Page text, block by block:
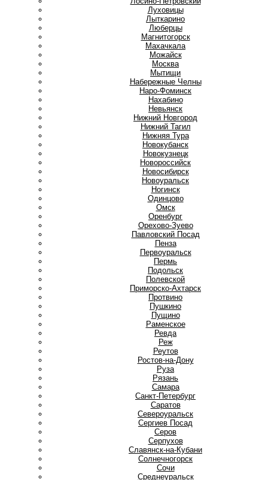
Луховицы
Лыткарино
Люберцы
Магнитогорск
Махачкала
Можайск
Москва
Мытищи
Набережные Челны
Наро-Фоминск
Нахабино
Невьянск
Нижний Новгород
Нижний Тагил
Нижняя Тура
Новокубанск
Новокузнецк
Новороссийск
Новосибирск
Новоуральск
Ногинск
Одинцово
Омск
Оренбург
Орехово-Зуево
Павловский Посад
Пенза
Первоуральск
Пермь
Подольск
Полевской
Приморско-Ахтарск
Протвино
Пушкино
Пущино
Раменское
Ревда
Реж
Реутов
Ростов-на-Дону
Руза
Рязань
Самара
Санкт-Петербург
Саратов
Североуральск
Сергиев Посад
Серов
Серпухов
Славянск-на-Кубани
Солнечногорск
Сочи
Среднеуральск